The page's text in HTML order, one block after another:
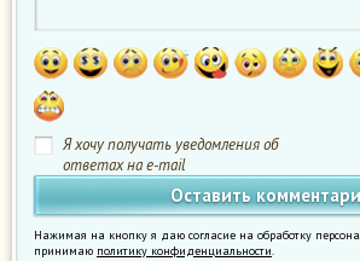
Я хочу получать уведомления об
ответах на e-mail
Нажимая на кнопку я даю согласие на обработку
принимаю политику конфиденциальности.